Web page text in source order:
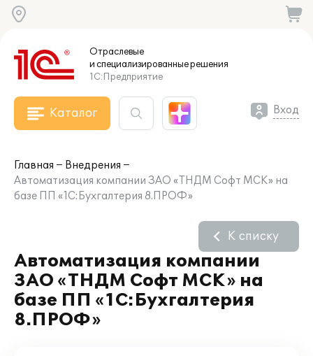
Отраслевые
и специализированныерешения
1С:Предприятие
Каталог Вход
Главная
Внедрения
Автоматизация компании ЗАО «ТНДМ Софт МСК» на
базе ПП «1С:Бухгалтерия 8.ПРОФ»
Автоматизация компании
ЗАО «ТНДМ Софт МСК» на
базе ПП «1С:Бухгалтерия
8.ПРОФ»
К списку